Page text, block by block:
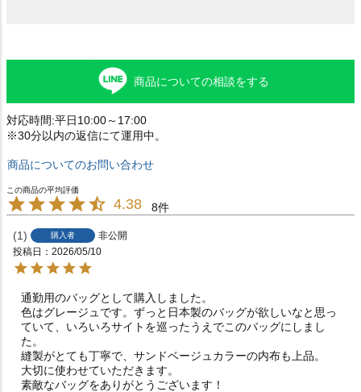
商品についての相談をする
対応時間:平日10:00～17:00
※30分以内の返信にて運用中。
商品についてのお問い合わせ
4.38 8
1 購入者
非公開
投稿日
2026/05/10
通勤用のバッグとして購入しました。
色はグレージュです。ずっと日本製のバッグが欲しいなと思っ
ていて、いろいろサイトを巡ったうえでこのバッグにしまし
た。
縫製がとても丁寧で、サンドベージュカラーの内布も上品。
大切に使わせていただきます。
素敵なバッグをありがとうございます！